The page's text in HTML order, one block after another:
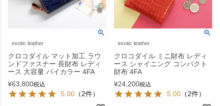
exotic leather
クロコダイル マット加工 ラウ
ンドファスナー 長財布 レディ
ース 大容量 バイカラー 4FA
¥63,800税込
5.00 （2件）
exotic leather
クロコダイル ミニ財布 レディ
ース シャイニング コンパクト
財布 4FA
¥24,200税込
5.00 （2件）